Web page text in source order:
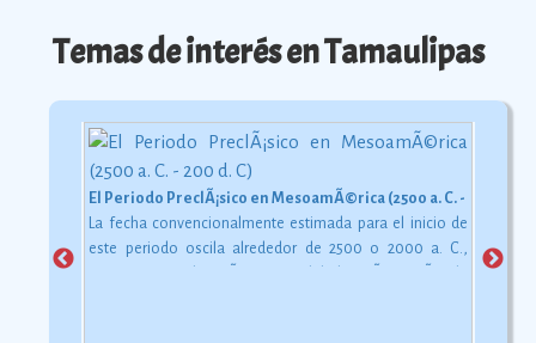
Temas de interés en Tamaulipas
El Periodo PreclÃ¡sico en MesoamÃ©rica (2500 a. C. - 200 d. C)
La fecha convencionalmente estimada para el inicio de
este periodo oscila alrededor de 2500 o 2000 a. C.,